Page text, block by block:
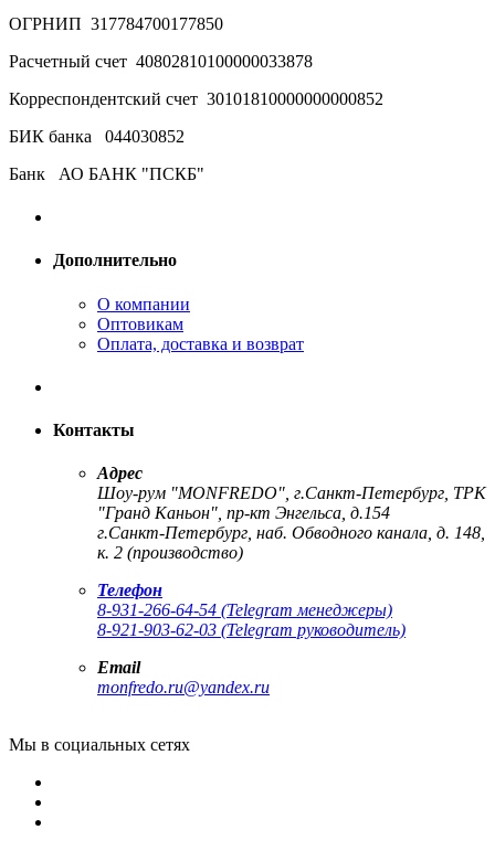
ОГРНИП 317784700177850
Расчетный счет 40802810100000033878
Корреспондентский счет 30101810000000000852
БИК банка 044030852
Банк АО БАНК "ПСКБ"
Дополнительно
О компании
Оптовикам
Оплата, доставка и возврат
Контакты
Адрес
Шоу-рум "MONFREDO", г.Санкт-Петербург, ТРК
"Гранд Каньон", пр-кт Энгельса, д.154
г.Санкт-Петербург, наб. Обводного канала, д. 148,
к. 2 (производство)
Телефон
8-931-266-64-54 (Telegram менеджеры)
8-921-903-62-03 (Telegram руководитель)
Email
monfredo.ru@yandex.ru
Мы в социальных сетях